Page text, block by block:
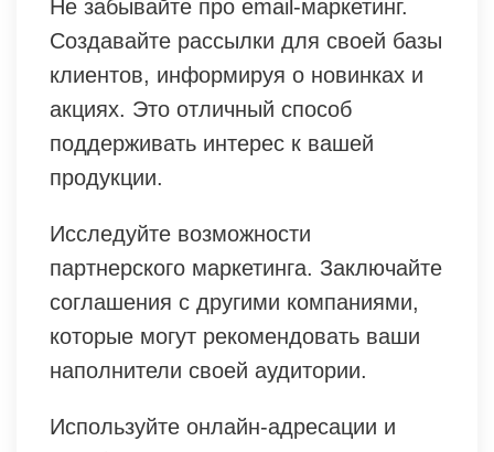
Не забывайте про email-маркетинг.
Создавайте рассылки для своей базы
клиентов, информируя о новинках и
акциях. Это отличный способ
поддерживать интерес к вашей
продукции.
Исследуйте возможности
партнерского маркетинга. Заключайте
соглашения с другими компаниями,
которые могут рекомендовать ваши
наполнители своей аудитории.
Используйте онлайн-адресации и